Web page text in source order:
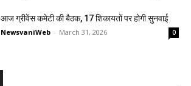
आज ग्रीवेंस कमेटी की बैठक, 17 शिकायतों पर होगी सुनवाई
NewsvaniWeb - March 31, 2026 0